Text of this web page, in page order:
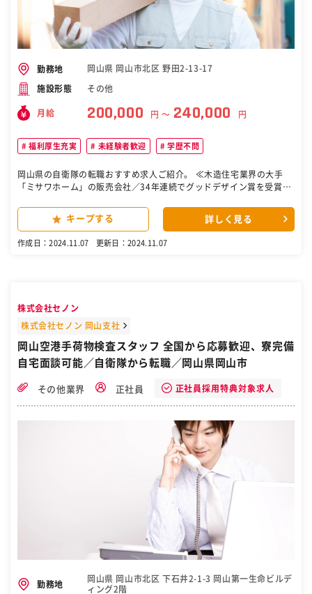
は、不動産を売りたい人（売主）を探す必要がありますが、これがな
かなか難しい仕事になります。地元の地主、物件オーナーとの関係を
深めることで情報を得やすくなるため、信頼関係を構築できるだけの
経験が必要になります。 変更の範囲：本文参照 ［自衛隊・転職・求
勤務地 岡山県 岡山市北区 野田2-13-17
施設形態 その他
月給 200,000 円 〜 240,000 円
福利厚生充実 未経験者歓迎 学歴不問
岡山県の自衛隊の転職おすすめ求人ご紹介。 ≪木造住宅業界の大手
「ミサワホーム」の販売会社／34年連続でグッドデザイン賞を受賞／
地の売買仲介営業をお任せします。ニーズを持つお客様からの問合せ
に対する反響型の営業がメインとなります。不動産の売却を検討され
ます。 変更の範囲：会社の定める業務 ■研修について： 入社後7日間
です。 ・平均残業時間は25時間で腰を落ち着けて長期的に働きたい方
にはぴったりの環境です。 ・ミサワホームという大手の基盤がありな
な魅力です。 ［自衛隊・転職・求人］
キープする 詳しく見る
作成日：2024.11.07 更新日：2024.11.07
株式会社セノン
株式会社セノン 岡山支社
岡山空港手荷物検査スタッフ 全国から応募歓迎、寮完備
自宅面談可能／自衛隊から転職／岡山県岡山市
その他業界 正社員 正社員採用特典対象求人
勤務地
岡山県 岡山市北区 下石井2-1-3 岡山第一生命ビルデ
ィング2階